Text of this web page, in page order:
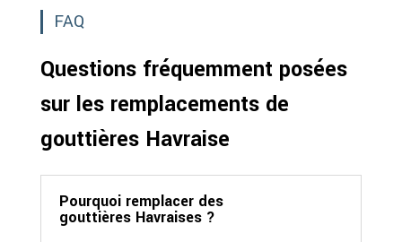
FAQ
Questions fréquemment posées
sur les remplacements de
gouttières Havraise
Pourquoi remplacer des
gouttières Havraises ?